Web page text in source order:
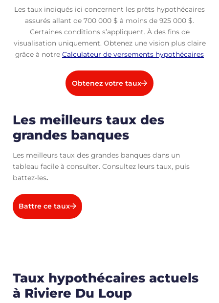
Les taux indiqués ici concernent les prêts hypothécaires
assurés allant de 700 000 $ à moins de 925 000 $.
Certaines conditions s’appliquent. À des fins de
visualisation uniquement. Obtenez une vision plus claire
grâce à notre Calculateur de versements hypothécaires
Obtenez votre taux
Les meilleurs taux des
grandes banques
Les meilleurs taux des grandes banques dans un
tableau facile à consulter. Consultez leurs taux, puis
battez-les.
Battre ce taux
Taux hypothécaires actuels
à Riviere Du Loup